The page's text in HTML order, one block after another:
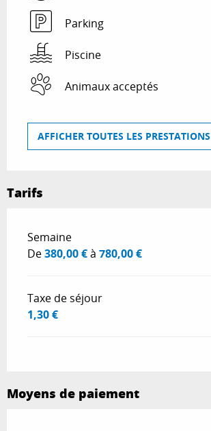
Parking
Piscine
Animaux acceptés
AFFICHER TOUTES LES PRESTATIONS
Tarifs
Tarifs 2026
Semaine
De380,00 €à 780,00 €
Taxe de séjour
1,30 €
Moyens de paiement